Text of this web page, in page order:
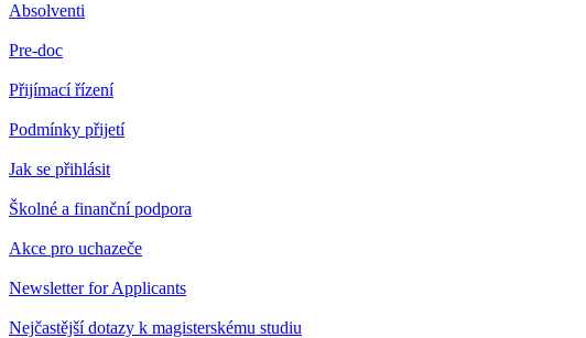
Absolventi
Pre-doc
Přijímací řízení
Podmínky přijetí
Jak se přihlásit
Školné a finanční podpora
Akce pro uchazeče
Newsletter for Applicants
Nejčastější dotazy k magisterskému studiu